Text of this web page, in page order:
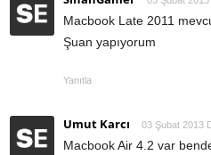
Macbook Late 2011
Şuan yapıyorum
Yanıtla
Umut Karcı 03 Şubat 2013
Macbook Air 4.2 var